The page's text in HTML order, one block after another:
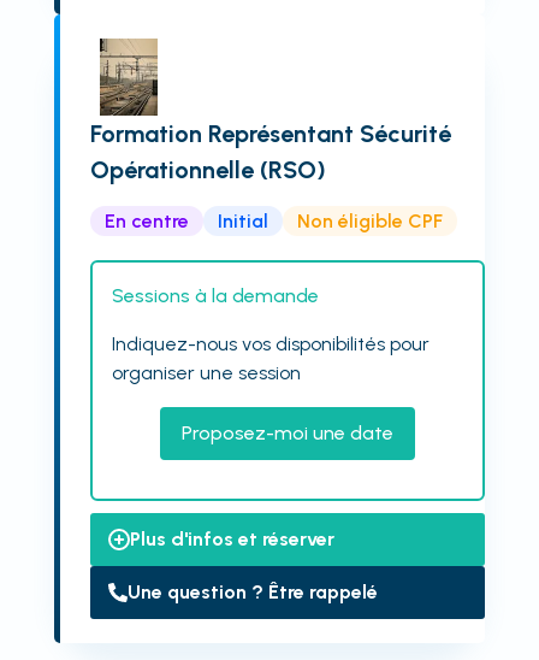
Formation Représentant Sécurité
Opérationnelle (RSO)
En centre Initial Non éligible CPF
Sessions à la demande
Indiquez-nous vos disponibilités pour
organiser une session
Proposez-moi une date
Plus d'infos et réserver
Une question ? Être rappelé